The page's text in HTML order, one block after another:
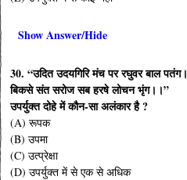
Show Answer/Hide
30. “उदित उदयगिरि मंच पर रघुवर बाल पतंग।
बिकसे संत सरोज सब हरषे लोचन भृंग।।”
उपर्युक्त दोहे में कौन-सा अलंकार है ?
(A) रूपक
(B) उपमा
(C) उत्प्रेक्षा
(D) उपर्युक्त में से एक से अधिक